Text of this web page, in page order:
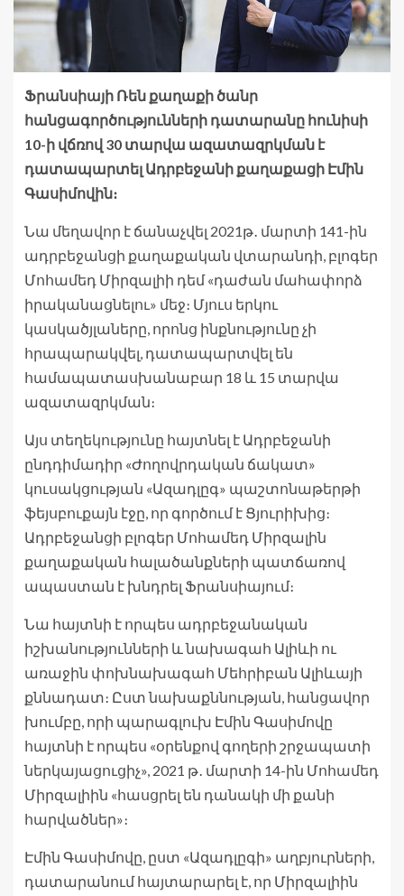
Ֆրանսիայի Ռեն քաղաքի ծանր
հանցագործությունների դատարանը հունիսի
10-ի վճռով 30 տարվա ազատազրկման է
դատապարտել Ադրբեջանի քաղաքացի Էմին
Գասիմովին։
Նա մեղավոր է ճանաչվել 2021թ․ մարտի 141-ին
ադրբեջանցի քաղաքական վտարանդի, բլոգեր
Մոհամեդ Միրզալիի դեմ «դաժան մահափորձ
իրականացնելու» մեջ։ Մյուս երկու
կասկածյլաները, որոնց ինքնությունը չի
հրապարակվել, դատապարտվել են
համապատասխանաբար 18 և 15 տարվա
ազատազրկման։
Այս տեղեկությունը հայտնել է Ադրբեջանի
ընդդիմադիր «Ժողովրդական ճակատ»
կուսակցության «Ազադլըգ» պաշտոնաթերթի
ֆեյսբուքայն էջը, որ գործում է Ցյուրիխից։
Ադրբեջանցի բլոգեր Մոհամեդ Միրզալին
քաղաքական հալածանքների պատճառով
ապաստան է խնդրել Ֆրանսիայում։
Նա հայտնի է որպես ադրբեջանական
իշխանությունների և նախագահ Ալիևի ու
առաջին փոխնախագահ Մեհրիբան Ալիևայի
քննադատ։ Ըստ նախաքննության, հանցավոր
խումբը, որի պարագլուխ Էմին Գասիմովը
հայտնի է որպես «օրենքով գողերի շրջապատի
ներկայացուցիչ», 2021 թ․ մարտի 14-ին Մոհամեդ
Միրզալիին «հասցրել են դանակի մի քանի
հարվածներ»։
Էմին Գասիմովը, ըստ «Ազադլըգի» աղբյուրների,
դատարանում հայտարարել է, որ Միրզալիին